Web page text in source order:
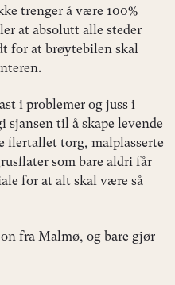
trenger å være 100%
at absolutt alle steder
for at brøytebilen skal
i problemer og juss i
sjansen til å skape levende
flertallet torg, malplasserte
som bare aldri får
for at alt skal være så
fra Malmø, og bare gjør